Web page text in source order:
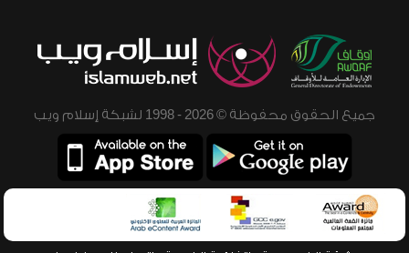
جميع الحقوق محفوظة © 2026 - 1998 لشبكة إسلام ويب